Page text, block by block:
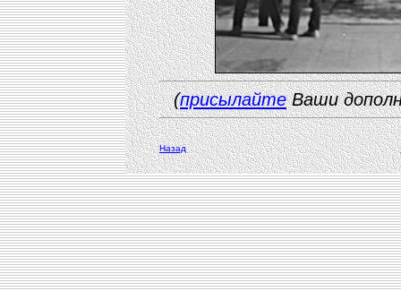
(присылайтеВаши
Назад